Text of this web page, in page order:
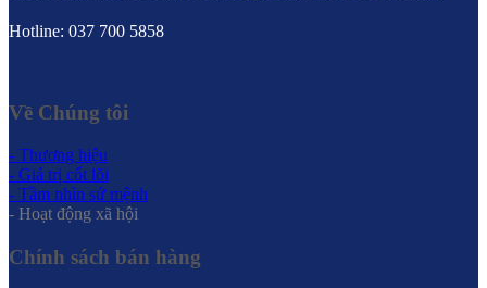
Hotline: 037 700 5858
Về Chúng tôi
- Thương hiệu
- Giá trị cốt lõi
- Tầm nhìn sứ mệnh
- Hoạt động xã hội
Chính sách bán hàng